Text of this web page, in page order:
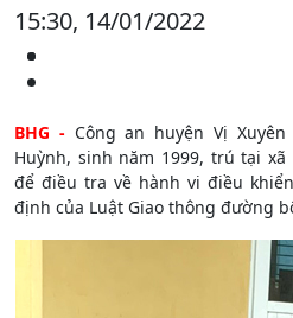
15:30, 14/01/2022
BHG -Công an huyện Vị
Huỳnh, sinh năm 1999, trú tại xã
để điều tra về hành vi điều
định của Luật Giao thông đường